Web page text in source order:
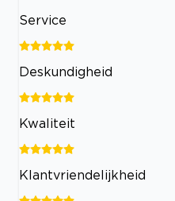
Service
Deskundigheid
Kwaliteit
Klantvriendelijkheid